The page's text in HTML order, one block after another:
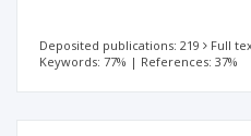
Deposited publications: 219 Full
Keywords: 77% | References: 37%